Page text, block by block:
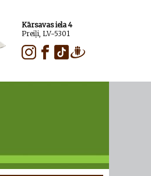
Kārsavas iela 4
Preiļi, LV-5301